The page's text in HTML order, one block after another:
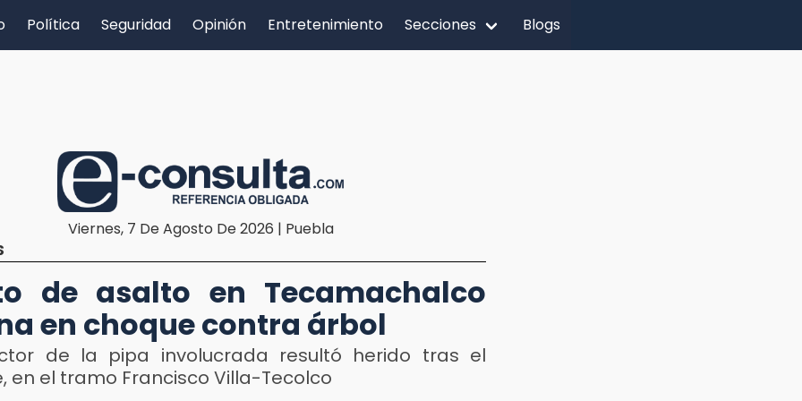
Política Seguridad Opinión Entretenimiento Secciones Blogs
Viernes, 7 De Agosto De 2026 | Puebla
de asalto en Tecamachalco
en choque contra árbol
de la pipa involucrada resultó herido tras el
en el tramo Francisco Villa-Tecolco